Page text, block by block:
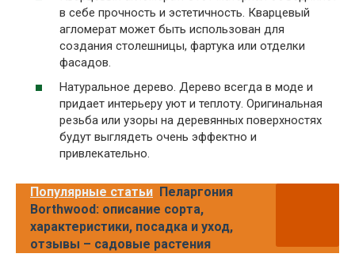
в себе прочность и эстетичность. Кварцевый
агломерат может быть использован для
создания столешницы, фартука или отделки
фасадов.
Натуральное дерево. Дерево всегда в моде и
придает интерьеру уют и теплоту. Оригинальная
резьба или узоры на деревянных поверхностях
будут выглядеть очень эффектно и
привлекательно.
Популярные статьи Пеларгония
Borthwood: описание сорта,
характеристики, посадка и уход,
отзывы – садовые растения